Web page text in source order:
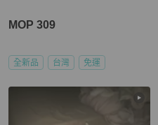
MOP 309
全新品 台灣 免運